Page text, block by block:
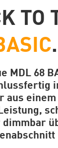
TO
.
MDL 68
aus
dimmbar